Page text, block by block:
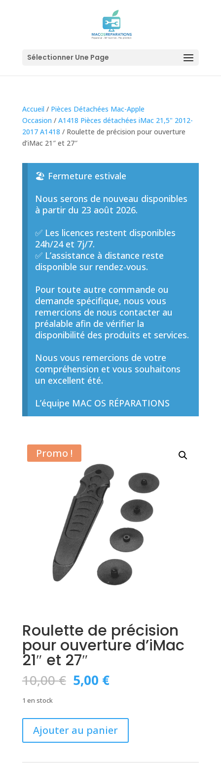
Sélectionner Une Page
Accueil / Pièces Détachées Mac-Apple
Occasion / A1418 Pièces détachées iMac 21,5" 2012-
2017 A1418 / Roulette de précision pour ouverture
d’iMac 21″ et 27″
🏖️ Fermeture estivale
Nous serons de nouveau disponibles
à partir du 23 août 2026.
✅ Les licences restent disponibles
24h/24 et 7j/7.
✅ L’assistance à distance reste
disponible sur rendez-vous.
Pour toute autre commande ou
demande spécifique, nous vous
remercions de nous contacter au
préalable afin de vérifier la
disponibilité des produits et services.
Nous vous remercions de votre
compréhension et vous souhaitons
un excellent été.
L’équipe MAC OS RÉPARATIONS
Promo !
Roulette de précision
pour ouverture d’iMac
21″ et 27″
10,00€ Le
prix
était :
10,00 €.
5,00 €Le
prix
est :
5,00 €.
1 en stock
Roulette
Ajouter au panier